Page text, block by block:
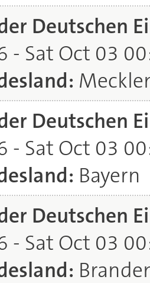
Deutschen
- Sat Oct 03
Deutschen
- Sat Oct 03
Bayern
Deutschen
- Sat Oct 03